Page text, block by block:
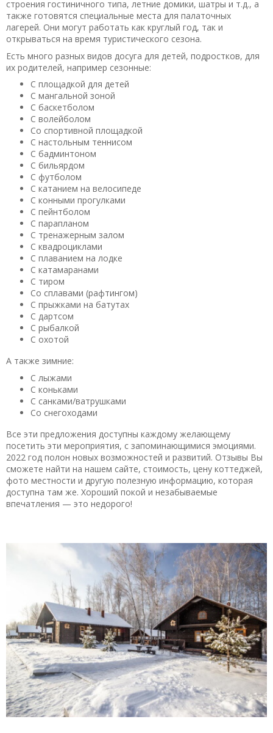
строения гостиничного типа, летние домики, шатры и т.д., а
также готовятся специальные места для палаточных
лагерей. Они могут работать как круглый год, так и
открываться на время туристического сезона.
Есть много разных видов досуга для детей, подростков, для
их родителей, например сезонные:
С площадкой для детей
С мангальной зоной
С баскетболом
С волейболом
Со спортивной площадкой
С настольным теннисом
С бадминтоном
С бильярдом
С футболом
С катанием на велосипеде
С конными прогулками
С пейнтболом
С парапланом
С тренажерным залом
С квадроциклами
С плаванием на лодке
С катамаранами
С тиром
Со сплавами (рафтингом)
С прыжками на батутах
С дартсом
С рыбалкой
С охотой
А также зимние:
С лыжами
С коньками
С санками/ватрушками
Со снегоходами
Все эти предложения доступны каждому желающему
посетить эти мероприятия, с запоминающимися эмоциями.
2022 год полон новых возможностей и развитий. Отзывы Вы
сможете найти на нашем сайте, стоимость, цену коттеджей,
фото местности и другую полезную информацию, которая
доступна там же. Хороший покой и незабываемые
впечатления — это недорого!